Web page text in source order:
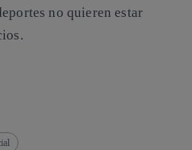
no quieren estar